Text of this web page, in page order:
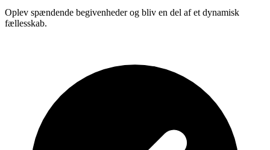
Oplev spændende begivenheder og bliv en del af et dynamisk
fællesskab.